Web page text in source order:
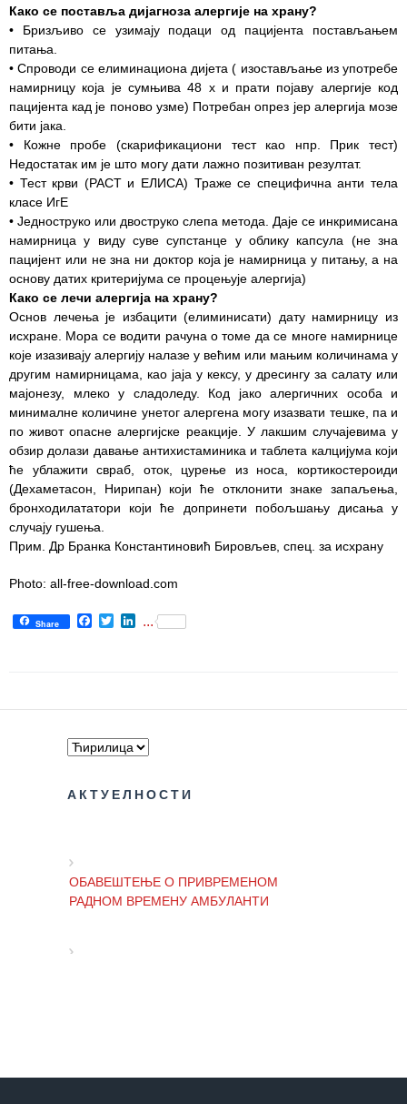
Како се поставља дијагноза алергије на храну?
• Бризљиво се узимају подаци од пацијента постављањем
питања.
• Спроводи се елиминациона дијета ( изостављање из употребе
намирницу која је сумњива 48 х и прати појаву алергије код
пацијента кад је поново узме) Потребан опрез јер алергија мозе
бити јака.
• Кожне пробе (скарификациони тест као нпр. Прик тест)
Недостатак им је што могу дати лажно позитиван резултат.
• Тест крви (РАСТ и ЕЛИСА) Траже се специфична анти тела
класе ИгЕ
• Једноструко или двоструко слепа метода. Даје се инкримисана
намирница у виду суве супстанце у облику капсула (не зна
пацијент или не зна ни доктор која је намирница у питању, а на
основу датих критеријума се процењује алергија)
Како се лечи алергија на храну?
Основ лечења је избацити (елиминисати) дату намирницу из
исхране. Мора се водити рачуна о томе да се многе намирнице
које изазивају алергију налазе у већим или мањим количинама у
другим намирницама, као јаја у кексу, у дресингу за салату или
мајонезу, млеко у сладоледу. Код јако алергичних особа и
минималне количине унетог алергена могу изазвати тешке, па и
по живот опасне алергијске реакције. У лакшим случајевима у
обзир долази давање антихистаминика и таблета калцијума који
ће ублажити свраб, оток, цурење из носа, кортикостероиди
(Деxаметасон, Нирипан) који ће отклонити знаке запаљења,
бронходилататори који ће допринети побољшању дисања у
случају гушења.
Прим. Др Бранка Константиновић Бировљев, спец. за исхрану
Photo: all-free-download.com
Share Facebook
TwitterLinkedIn
...
АКТУЕЛНОСТИ
ОБАВЕШТЕЊЕ О ПРИВРЕМЕНОМ
РАДНОМ ВРЕМЕНУ АМБУЛАНТИ
Заштита
права
пацијената
пацијената
За особе са
инвалидитетом
Изаберите
Прегледи
Систематски
Лекарска
Календар
здравља
ЕДУКАТИВНИ